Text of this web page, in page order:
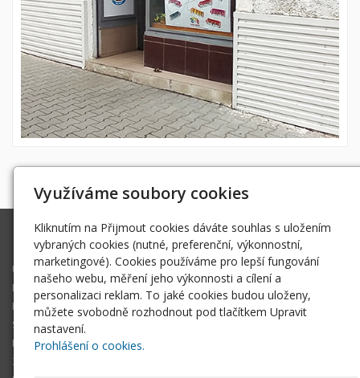
Facebook
Úvodní stránka
Lidový dům
Kino
Sokolovna
Kulturní akce
Zahrajte si s námi
Využíváme soubory cookies
Kliknutím na Přijmout cookies dáváte souhlas s uložením
vybraných cookies (nutné, preferenční, výkonnostní,
marketingové). Cookies používáme pro lepší fungování
našeho webu, měření jeho výkonnosti a cílení a
personalizaci reklam. To jaké cookies budou uloženy,
můžete svobodně rozhodnout pod tlačítkem Upravit
nastavení.
Prohlášení o cookies.